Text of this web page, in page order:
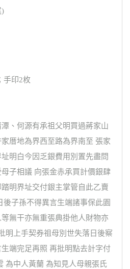
)
手印2枚
、何源有承祖父明買過蔣家山
厝地為界西至路為界南至 張家
明白今因乏銀費用別置先盡問
子相議 向張金赤承買計價銀肆
明界址交付銀主掌管自此乙賣
子孫不得異言生端諸事保此園
無干亦無重張典掛他人財物亦
明上手契券祖母別世失落日後察
端完足再照 再批明點去計字付
為中人黃蘭 為知見人母親張氏